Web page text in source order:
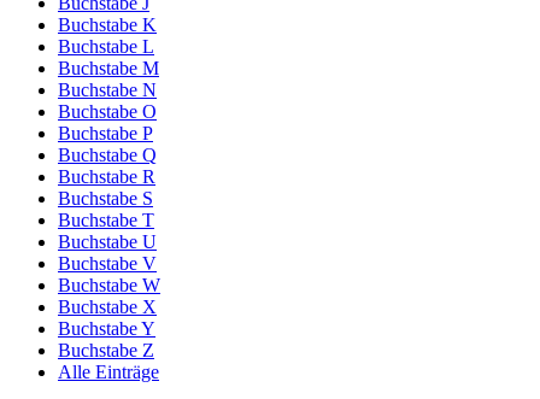
Buchstabe K
Buchstabe L
Buchstabe M
Buchstabe N
Buchstabe O
Buchstabe P
Buchstabe Q
Buchstabe R
Buchstabe S
Buchstabe T
Buchstabe U
Buchstabe V
Buchstabe W
Buchstabe X
Buchstabe Y
Buchstabe Z
Alle Einträge